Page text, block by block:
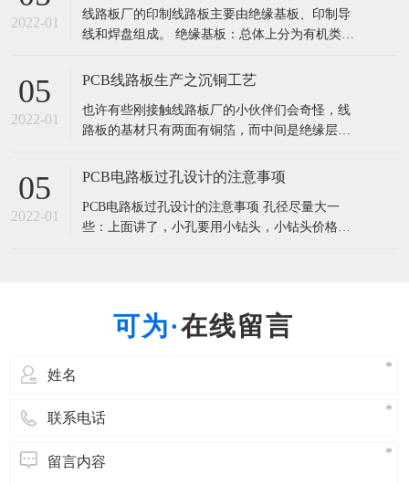
金属表面被 熔融焊料润湿的性质，即焊料所在金
属表面形成一层相对均匀的连续
2022-01
线路板厂的印制线路板主要由绝缘基板、印制导
线和焊盘组成。 绝缘基板：总体上分为有机类基
用增强材料如玻璃纤维，浸以树脂粘合剂，通过
成，这类基板称为覆铜箔层压板(CCL)，简称覆铜
板，是制造PCB的主要材料
05
2022-01
PCB线路板生产之沉铜工艺
也许有些刚接触线路板厂的小伙伴们会奇怪，线
路板的基材只有两面有铜箔，而中间是绝缘层，
通了吗？两面的线路怎么可以连接在一起，使电
这神奇的工艺—沉铜。 沉铜是化学镀铜的简称，
也叫做镀通孔，简写为PTH，是
05
2022-01
PCB电路板过孔设计的注意事项
PCB电路板过孔设计的注意事项 孔径尽量大一
些：上面讲了，小孔要用小钻头，小钻头价格
激光孔的，比1层激光孔的再贵3
在线留言